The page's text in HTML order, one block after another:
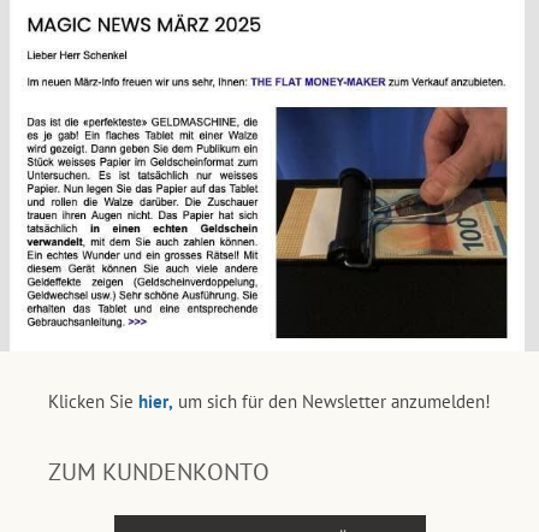
Klicken Sie hier, um sich für den Newsletter anzumelden!
ZUM KUNDENKONTO